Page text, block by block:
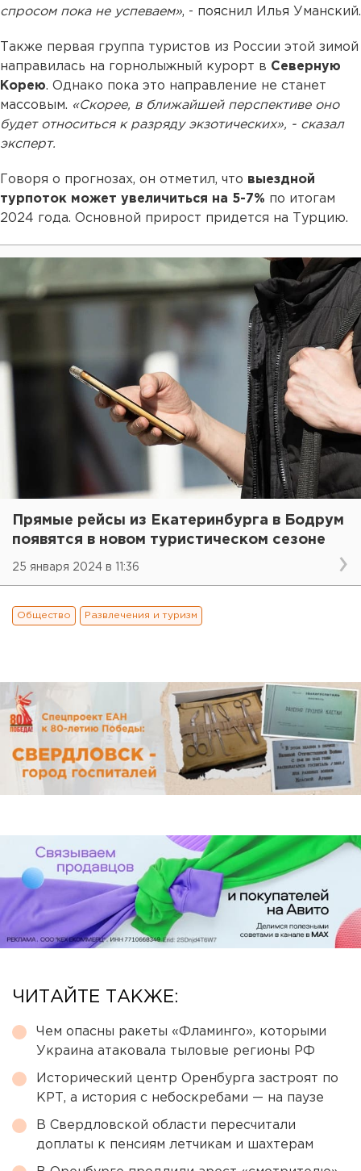
спросом пока не успеваем», - пояснил Илья Уманский.
Также первая группа туристов из России этой зимой
направилась на горнолыжный курорт в Северную
Корею. Однако пока это направление не станет
массовым. «Скорее, в ближайшей перспективе оно
будет относиться к разряду экзотических», - сказал
эксперт.
Говоря о прогнозах, он отметил, что выездной
турпоток может увеличиться на 5-7% по итогам
2024 года. Основной прирост придется на Турцию.
Прямые рейсы из Екатеринбурга в Бодрум
появятся в новом туристическом сезоне
25 января 2024 в 11:36
Общество Развлечения и туризм
ЧИТАЙТЕ ТАКЖЕ:
Чем опасны ракеты «Фламинго», которыми
Украина атаковала тыловые регионы РФ
Исторический центр Оренбурга застроят по
КРТ, а история с небоскребами — на паузе
В Свердловской области пересчитали
доплаты к пенсиям летчикам и шахтерам